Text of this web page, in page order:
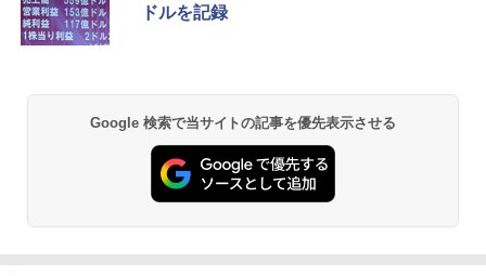
TB Webカメラ WiFi Bluetooth 選べる
ン】【送料無料】
エース)
クスDIGITAL)
ドルを記録
Google 検索で当サイトの記事を優先表示させる